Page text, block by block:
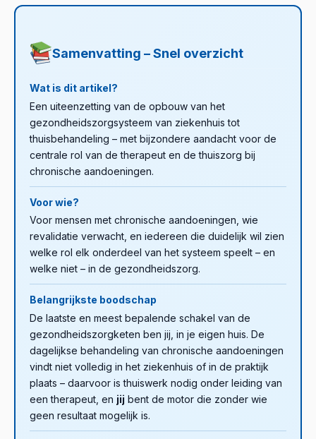
Samenvatting – Snel overzicht
Wat is dit artikel?
Een uiteenzetting van de opbouw van het
gezondheidszorgsysteem van ziekenhuis tot
thuisbehandeling – met bijzondere aandacht voor de
centrale rol van de therapeut en de thuiszorg bij
chronische aandoeningen.
Voor wie?
Voor mensen met chronische aandoeningen, wie
revalidatie verwacht, en iedereen die duidelijk wil zien
welke rol elk onderdeel van het systeem speelt – en
welke niet – in de gezondheidszorg.
Belangrijkste boodschap
De laatste en meest bepalende schakel van de
gezondheidszorgketen ben jij, in je eigen huis. De
dagelijkse behandeling van chronische aandoeningen
vindt niet volledig in het ziekenhuis of in de praktijk
plaats – daarvoor is thuiswerk nodig onder leiding van
een therapeut, en jij bent de motor die zonder wie
geen resultaat mogelijk is.